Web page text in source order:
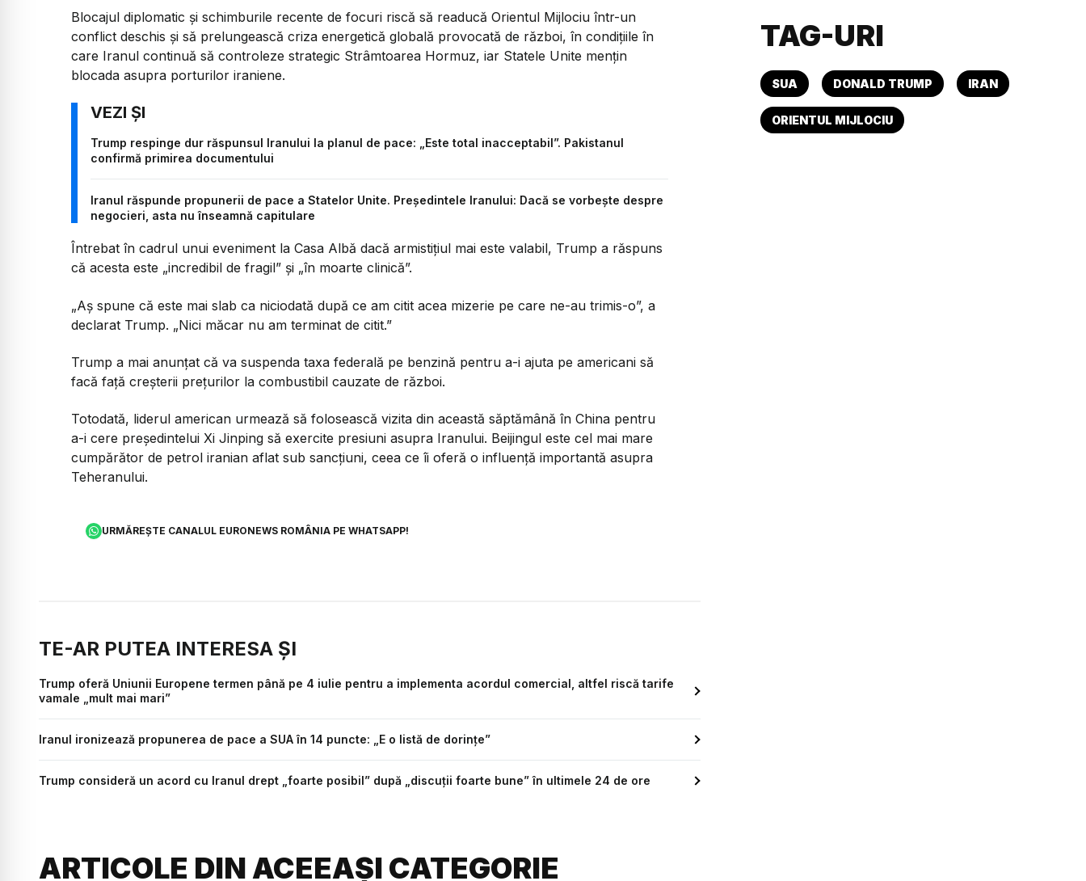
Blocajul diplomatic și schimburile recente de focuri riscă să readucă Orientul Mijlociu într-un
conflict deschis și să prelungească criza energetică globală provocată de război, în condițiile în
care Iranul continuă să controleze strategic Strâmtoarea Hormuz, iar Statele Unite mențin
blocada asupra porturilor iraniene.
Trump respinge dur răspunsul Iranului la planul de pace: „Este total inacceptabil”. Pakistanul
confirmă primirea documentului
Iranul răspunde propunerii de pace a Statelor Unite. Președintele Iranului: Dacă se vorbește despre
negocieri, asta nu înseamnă capitulare
Întrebat în cadrul unui eveniment la Casa Albă dacă armistițiul mai este valabil, Trump a răspuns
că acesta este „incredibil de fragil” și „în moarte clinică”.
„Aș spune că este mai slab ca niciodată după ce am citit acea mizerie pe care ne-au trimis-o”, a
declarat Trump. „Nici măcar nu am terminat de citit.”
Trump a mai anunțat că va suspenda taxa federală pe benzină pentru a-i ajuta pe americani să
facă față creșterii prețurilor la combustibil cauzate de război.
Totodată, liderul american urmează să folosească vizita din această săptămână în China pentru
a-i cere președintelui Xi Jinping să exercite presiuni asupra Iranului. Beijingul este cel mai mare
cumpărător de petrol iranian aflat sub sancțiuni, ceea ce îi oferă o influență importantă asupra
Teheranului.
URMĂREȘTE CANALUL EURONEWS ROMÂNIA PE WHATSAPP!
TE-AR PUTEA INTERESA ȘI
Trump oferă Uniunii Europene termen până pe 4 iulie pentru a implementa acordul comercial, altfel riscă tarife
vamale „mult mai mari”
Iranul ironizează propunerea de pace a SUA în 14 puncte: „E o listă de dorințe”
Trump consideră un acord cu Iranul drept „foarte posibil” după „discuții foarte bune” în ultimele 24 de ore
ARTICOLE DIN ACEEAȘI CATEGORIE
TAG-URI
SUA DONALD TRUMP IRAN
ORIENTUL MIJLOCIU